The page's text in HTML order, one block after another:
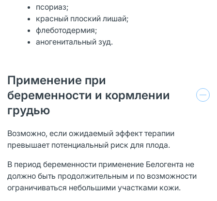
псориаз;
красный плоский лишай;
флеботодермия;
аногенитальный зуд.
Применение при
беременности и кормлении
грудью
Возможно, если ожидаемый эффект терапии
превышает потенциальный риск для плода.
В период беременности применение Белогента не
должно быть продолжительным и по возможности
ограничиваться небольшими участками кожи.